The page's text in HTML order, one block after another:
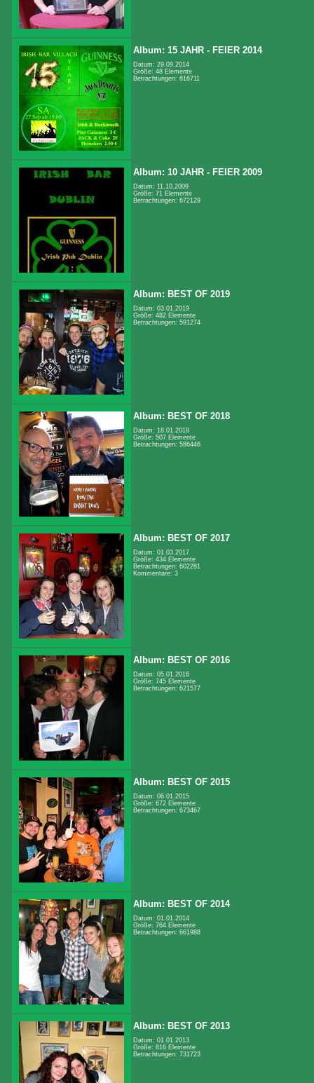
Album: 15 JAHR - FEIER 2014
Datum: 29.09.2014
Größe: 48 Elemente
Betrachtungen: 616711
Album: 10 JAHR - FEIER 2009
Datum: 11.10.2009
Größe: 71 Elemente
Betrachtungen: 672129
Album: BEST OF 2019
Datum: 03.01.2019
Größe: 482 Elemente
Betrachtungen: 591274
Album: BEST OF 2018
Datum: 18.01.2018
Größe: 507 Elemente
Betrachtungen: 586446
Album: BEST OF 2017
Datum: 01.03.2017
Größe: 434 Elemente
Betrachtungen: 602281
Kommentare: 3
Album: BEST OF 2016
Datum: 05.01.2016
Größe: 745 Elemente
Betrachtungen: 621577
Album: BEST OF 2015
Datum: 06.01.2015
Größe: 672 Elemente
Betrachtungen: 673467
Album: BEST OF 2014
Datum: 01.01.2014
Größe: 764 Elemente
Betrachtungen: 661988
Album: BEST OF 2013
Datum: 01.01.2013
Größe: 816 Elemente
Betrachtungen: 731723